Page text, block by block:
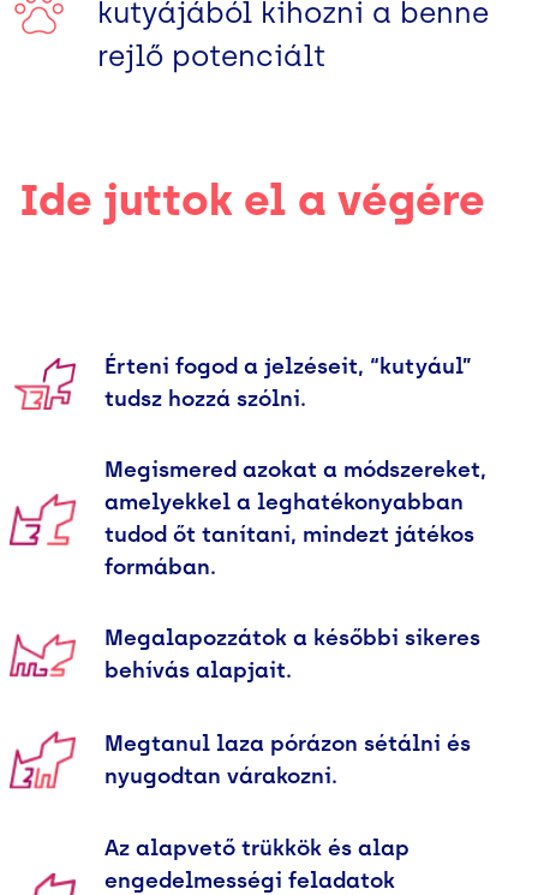
kutyájából kihozni a benne
rejlő potenciált
Ide juttok el a végére
Érteni fogod a jelzéseit, “kutyául”
tudsz hozzá szólni.
Megismered azokat a módszereket,
amelyekkel a leghatékonyabban
tudod őt tanítani, mindezt játékos
formában.
Megalapozzátok a későbbi sikeres
behívás alapjait.
Megtanul laza pórázon sétálni és
nyugodtan várakozni.
Az alapvető trükkök és alap
engedelmességi feladatok